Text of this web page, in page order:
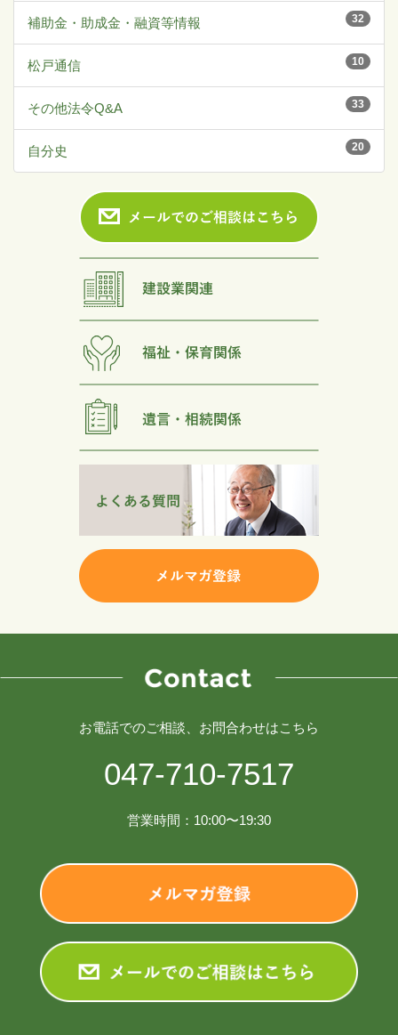
32
補助金・助成金・融資等情報
10
松戸通信
33
その他法令Q&A
20
自分史
お電話でのご相談、お問合わせはこちら
047-710-7517
営業時間：10:00〜19:30